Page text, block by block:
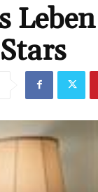
Leben